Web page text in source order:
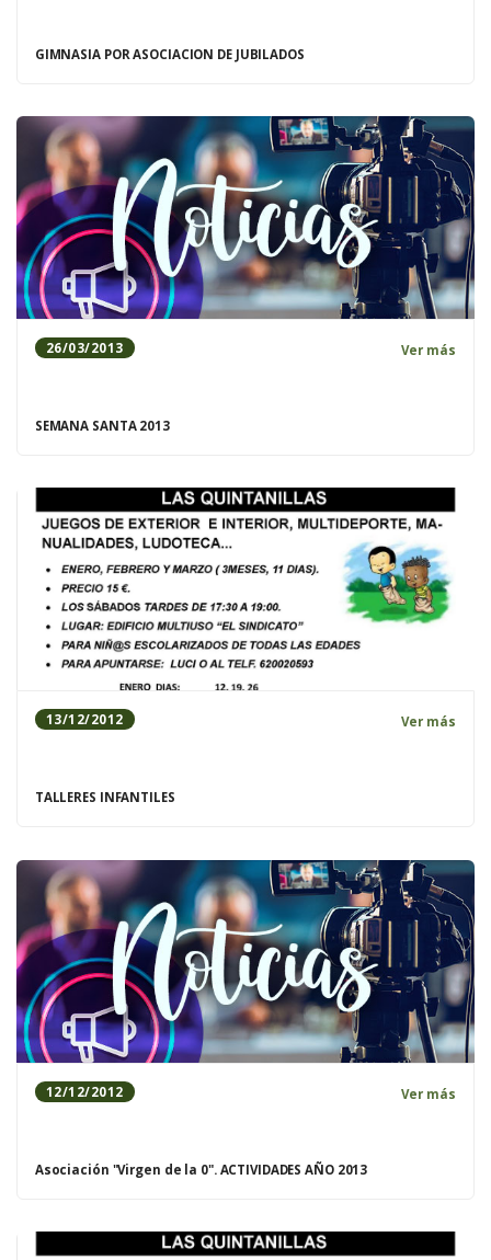
GIMNASIA POR ASOCIACION DE JUBILADOS
26/03/2013 Ver más
SEMANA SANTA 2013
13/12/2012 Ver más
TALLERES INFANTILES
12/12/2012 Ver más
Asociación "Virgen de la 0". ACTIVIDADES AÑO 2013